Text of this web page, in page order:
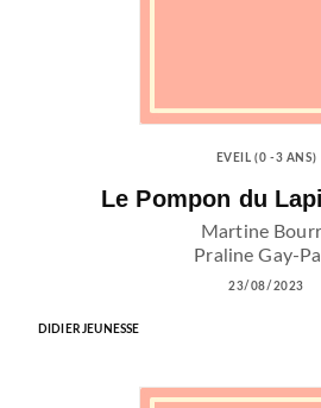
EVEIL (0 -3 ANS)
Le Pompon du
Martine
Praline Gay-
23/08/2023
DIDIER JEUNESSE